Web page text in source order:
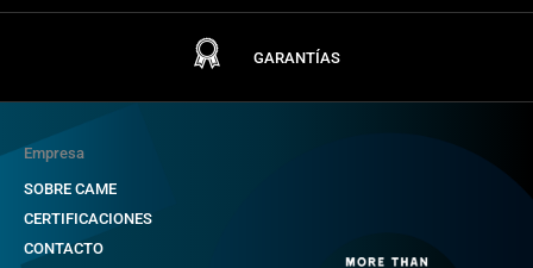
GARANTÍAS
Empresa
SOBRE CAME
CERTIFICACIONES
CONTACTO